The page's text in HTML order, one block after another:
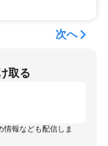
次へ
取る
情報なども配信しま